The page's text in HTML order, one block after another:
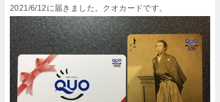
2021/6/12に届きました。クオカードです。